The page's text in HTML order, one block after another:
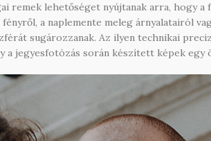
remek lehetőséget nyújtanak arra, hogy
a naplemente meleg árnyalatairól
sugározzanak. Az ilyen technikai
a jegyesfotózás során készített képek